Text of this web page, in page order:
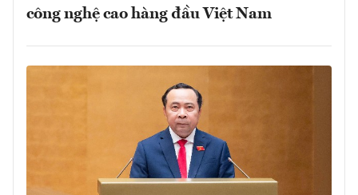
công nghệ cao hàng đầu Việt Nam